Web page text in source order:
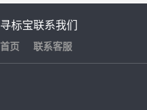
寻标宝
首页
联系我们
联系客服